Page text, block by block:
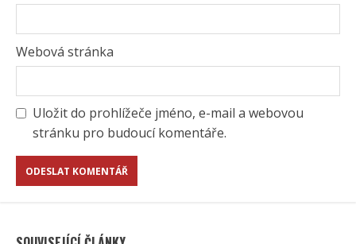
Webová stránka
Uložit do prohlížeče jméno, e-mail a webovou
stránku pro budoucí komentáře.